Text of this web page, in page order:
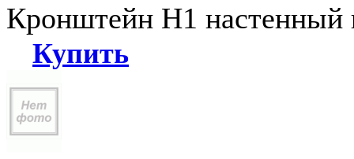
Кронштейн Н1
Купить